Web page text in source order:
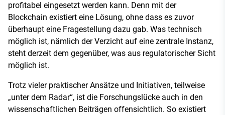
profitabel eingesetzt werden kann. Denn mit der
Blockchain existiert eine Lösung, ohne dass es zuvor
überhaupt eine Fragestellung dazu gab. Was technisch
möglich ist, nämlich der Verzicht auf eine zentrale Instanz,
steht derzeit dem gegenüber, was aus regulatorischer Sicht
möglich ist.
Trotz vieler praktischer Ansätze und Initiativen, teilweise
„unter dem Radar“, ist die Forschungslücke auch in den
wissenschaftlichen Beiträgen offensichtlich. So existiert